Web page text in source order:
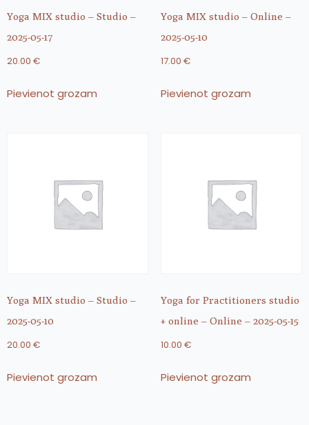
Yoga MIX studio – Studio –
2025-05-17
20.00 €
Pievienot grozam
Yoga MIX studio – Online –
2025-05-10
17.00 €
Pievienot grozam
Yoga MIX studio – Studio –
2025-05-10
20.00 €
Pievienot grozam
Yoga for Practitioners studio
+ online – Online – 2025-05-15
10.00 €
Pievienot grozam